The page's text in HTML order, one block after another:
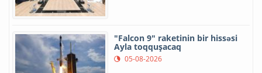
"Falcon 9" raketinin bir hissəsi
Ayla toqquşacaq
05-08-2026